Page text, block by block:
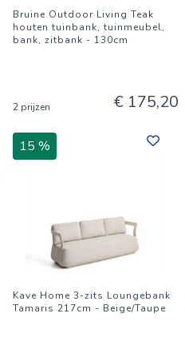
Bruine Outdoor Living Teak
houten tuinbank, tuinmeubel,
bank, zitbank - 130cm
2 prijzen € 175,20
15 %
Kave Home 3-zits Loungebank
Tamaris 217cm - Beige/Taupe